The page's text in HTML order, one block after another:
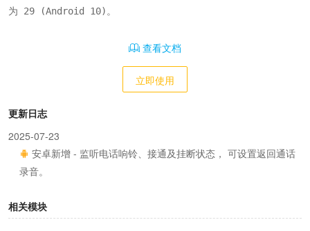
为 29 (Android 10)。
查看文档
立即使用
更新日志
2025-07-23
安卓新增 - 监听电话响铃、接通及挂断状态， 可设置返回通话
录音。
相关模块